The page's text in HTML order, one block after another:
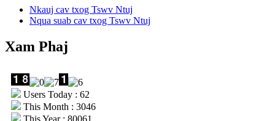
Nkauj cav txog Tswv Ntuj
Nqua suab cav txog Tswv Ntuj
Xam Phaj
Users Today : 62
This Month : 3046
This Year : 80061